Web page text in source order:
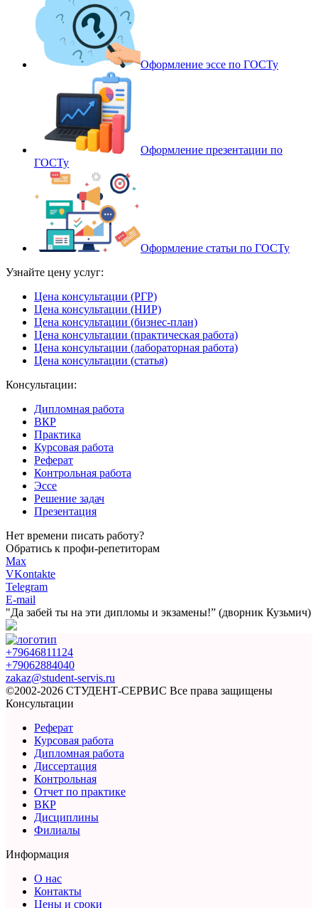
Оформление эссе по ГОСТу
Оформление презентации по
ГОСТу
Оформление статьи по ГОСТу
Узнайте цену услуг:
Цена консультации (РГР)
Цена консультации (НИР)
Цена консультации (бизнес-план)
Цена консультации (практическая работа)
Цена консультации (лабораторная работа)
Цена консультации (статья)
Консультации:
Дипломная работа
ВКР
Практика
Курсовая работа
Реферат
Контрольная работа
Эссе
Решение задач
Презентация
Нет времени писать работу?
Обратись к профи-репетиторам
Max
VKontakte
Telegram
E-mail
"Да забей ты на эти дипломы и экзамены!” (дворник Кузьмич)
+79646811124
+79062884040
zakaz@student-servis.ru
©2002-2026 СТУДЕНТ-СЕРВИС Все права защищены
Консультации
Реферат
Курсовая работа
Дипломная работа
Диссертация
Контрольная
Отчет по практике
ВКР
Дисциплины
Филиалы
Информация
О нас
Контакты
Цены и сроки